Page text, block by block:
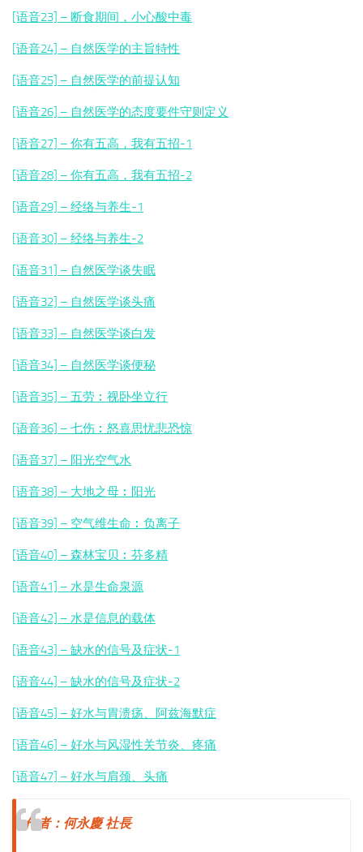
[语音23] – 断食期间，小心酸中毒
[语音24] – 自然医学的主旨特性
[语音25] – 自然医学的前提认知
[语音26] – 自然医学的态度要件守则定义
[语音27] – 你有五高，我有五招-1
[语音28] – 你有五高，我有五招-2
[语音29] – 经络与养生-1
[语音30] – 经络与养生-2
[语音31] – 自然医学谈失眠
[语音32] – 自然医学谈头痛
[语音33] – 自然医学谈白发
[语音34] – 自然医学谈便秘
[语音35] – 五劳︰视卧坐立行
[语音36] – 七伤︰怒喜思忧悲恐惊
[语音37] – 阳光空气水
[语音38] – 大地之母︰阳光
[语音39] – 空气维生命︰ 负离子
[语音40] – 森林宝贝︰芬多精
[语音41] – 水是生命泉源
[语音42] – 水是信息的载体
[语音43] – 缺水的信号及症状-1
[语音44] – 缺水的信号及症状-2
[语音45] – 好水与胃溃疡、阿兹海默症
[语音46] – 好水与风湿性关节炎、疼痛
[语音47] – 好水与肩颈、头痛
作者：何永慶 社長